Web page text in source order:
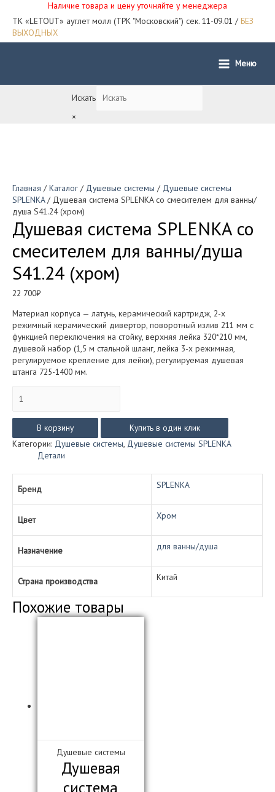
Наличие товара и цену уточняйте у менеджера
ТК «LETOUT» аутлет молл (ТРК "Московский") сек. 11-09.01 / БЕЗ
ВЫХОДНЫХ
Main
Меню
Искать
×
Главная / Каталог / Душевые системы / Душевые системы
SPLENKA/ Душевая система SPLENKA со смесителем для ванны/
душа S41.24 (хром)
Душевая система SPLENKA со
смесителем для ванны/душа
S41.24 (хром)
22 700₽
Материал корпуса — латунь, керамический картридж, 2-х
режимный керамический дивертор, поворотный излив 211 мм с
функцией переключения на стойку, верхняя лейка 320*210 мм,
душевой набор (1,5 м стальной шланг, лейка 3-х режимная,
регулируемое крепление для лейки), регулируемая душевая
штанга 725-1400 мм.
товара
система
SPLENKA
со
смесителем
для
ванны/
душа
S41.24
(хром)
В корзину
Купить в один клик
Категории: Душевые системы, Душевые системы SPLENKA
Детали
Бренд SPLENKA
Цвет Хром
Назначение для ванны/душа
Страна производства Китай
Похожие товары
Душевые системы
Душевая
система